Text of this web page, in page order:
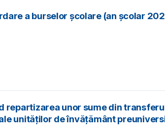
a burselor școlare (an școlar
repartizarea unor sume din
unităţilor de învăţământ